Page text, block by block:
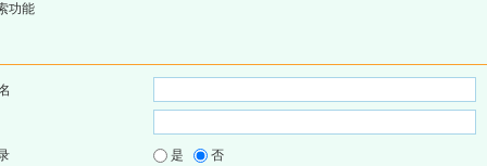
功能
是 否